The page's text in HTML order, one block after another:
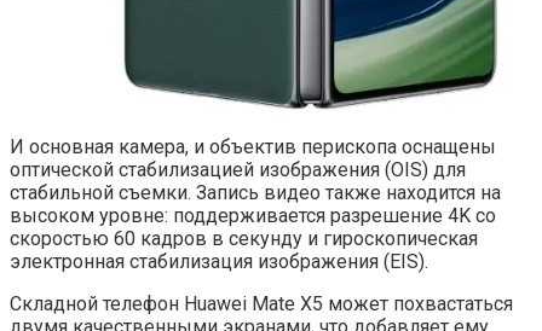
И основная камера, и объектив перископа оснащены
оптической стабилизацией изображения (OIS) для
стабильной съемки. Запись видео также находится на
высоком уровне: поддерживается разрешение 4K со
скоростью 60 кадров в секунду и гироскопическая
электронная стабилизация изображения (EIS).
Складной телефон Huawei Mate X5 может похвастаться